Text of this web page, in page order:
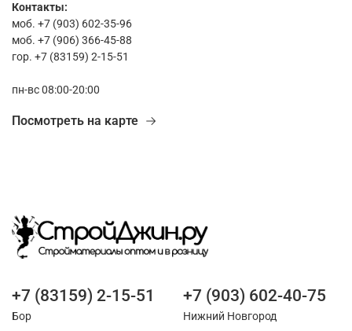
Контакты:
моб. +7 (903) 602-35-96
моб. +7 (906) 366-45-88
гор. +7 (83159) 2-15-51
пн-вс 08:00-20:00
Посмотреть на карте
+7 (83159) 2-15-51
Бор
+7 (903) 602-40-75
Нижний Новгород